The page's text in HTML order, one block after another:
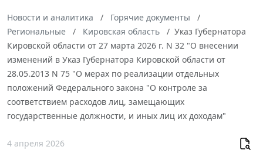
Новости и аналитика
Горячие документы
Региональные
Кировская область
Указ Губернатора
Кировской области от 27 марта 2026 г. N 32 "О внесении
изменений в Указ Губернатора Кировской области от
28.05.2013 N 75 "О мерах по реализации отдельных
положений Федерального закона "О контроле за
соответствием расходов лиц, замещающих
государственные должности, и иных лиц их доходам"
4 апреля 2026